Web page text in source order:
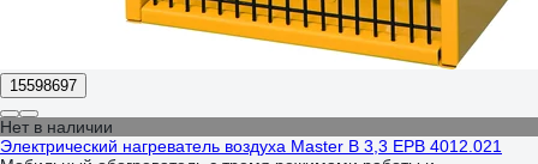
15598697
Нет в наличии
Электрический нагреватель воздуха Master B 3,3 EPB 4012.021